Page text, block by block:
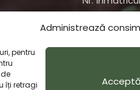
Administrează
pentru
îți retragi
Acceptă
47, Mun.